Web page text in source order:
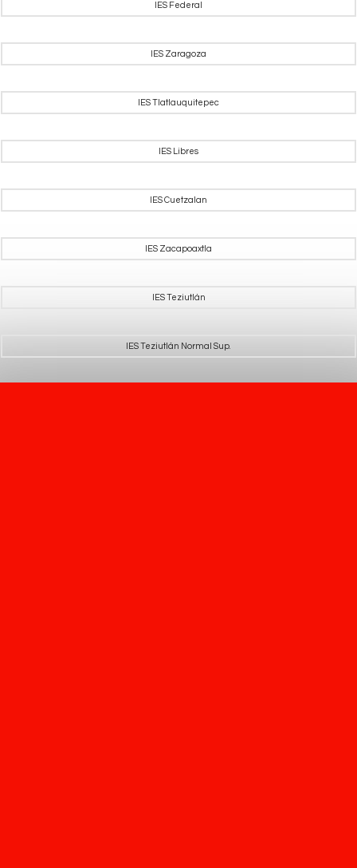
IES Federal
IES Zaragoza
IES Tlatlauquitepec
IES Libres
IES Cuetzalan
IES Zacapoaxtla
IES Teziutlán
IES Teziutlán Normal Sup.